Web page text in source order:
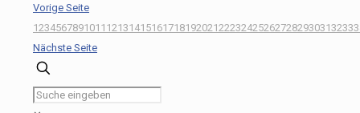
Vorige Seite
1234567891011 12131415161718192021222324252627282930313233
Nächste Seite